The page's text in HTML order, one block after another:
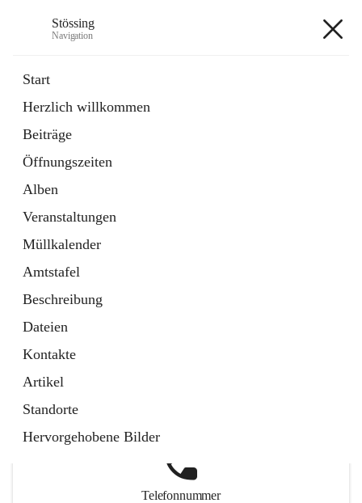
Stössing
Navigation
Start
Herzlich willkommen
Beiträge
Öffnungszeiten
Alben
Veranstaltungen
Müllkalender
Amtstafel
Beschreibung
Dateien
Kontakte
Artikel
Standorte
Hervorgehobene Bilder
Datei
in
Tab
Kindergarten
öffnet
in
neuem
Tab
Telefonnummer